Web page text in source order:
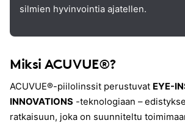
silmien hyvinvointia ajatellen.
Miksi ACUVUE®?
ACUVUE®-piilolinssit perustuvat EYE-
INNOVATIONS -teknologiaan –
ratkaisuun, joka on suunniteltu